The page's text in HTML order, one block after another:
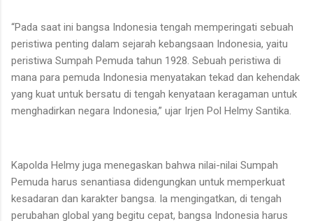
“Pada saat ini bangsa Indonesia tengah memperingati sebuah
peristiwa penting dalam sejarah kebangsaan Indonesia, yaitu
peristiwa Sumpah Pemuda tahun 1928. Sebuah peristiwa di
mana para pemuda Indonesia menyatakan tekad dan kehendak
yang kuat untuk bersatu di tengah kenyataan keragaman untuk
menghadirkan negara Indonesia,” ujar Irjen Pol Helmy Santika.
Kapolda Helmy juga menegaskan bahwa nilai-nilai Sumpah
Pemuda harus senantiasa didengungkan untuk memperkuat
kesadaran dan karakter bangsa. Ia mengingatkan, di tengah
perubahan global yang begitu cepat, bangsa Indonesia harus